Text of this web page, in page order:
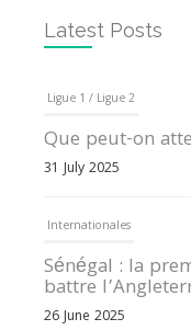
Latest Posts
Ligue 1 / Ligue 2
Que peut-on
31 July 2025
Internationales
Sénégal : la
battre
26 June 2025